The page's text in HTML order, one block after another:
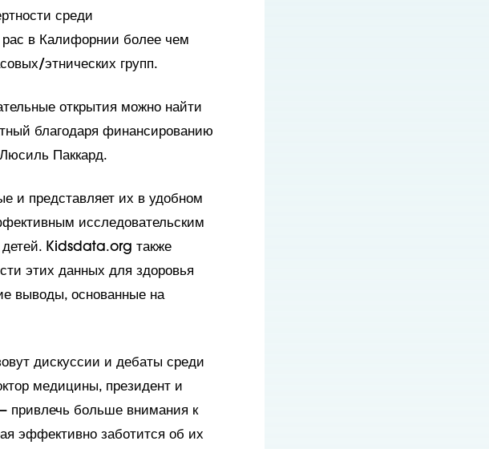
среди
в Калифорнии более чем
этнических групп.
открытия можно найти
благодаря финансированию
Паккард.
и представляет их в удобном
исследовательским
детей. Kidsdata.org также
этих данных для здоровья
выводы, основанные на
дискуссии и дебаты среди
медицины, президент и
привлечь больше внимания к
эффективно заботится об их